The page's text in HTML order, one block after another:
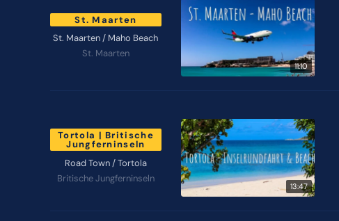
St. Maarten
St. Maarten / Maho Beach
St. Maarten
11:10
Tortola | Britische
Jungferninseln
Road Town / Tortola
Britische Jungferninseln
13:47